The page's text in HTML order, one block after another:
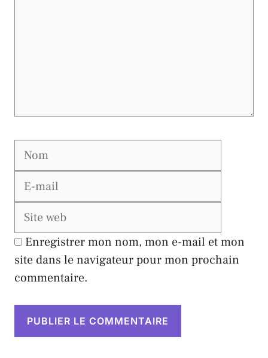
Nom
Enregistrer mon nom, mon e-mail et mon
site dans le navigateur pour mon prochain
commentaire.